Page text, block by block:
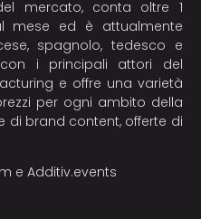
mercato, conta oltre 1
mese ed è attualmente
spagnolo, tedesco e
i principali attori del
e offre una varietà
per ogni ambito della
di brand content, offerte di
e Additiv.events